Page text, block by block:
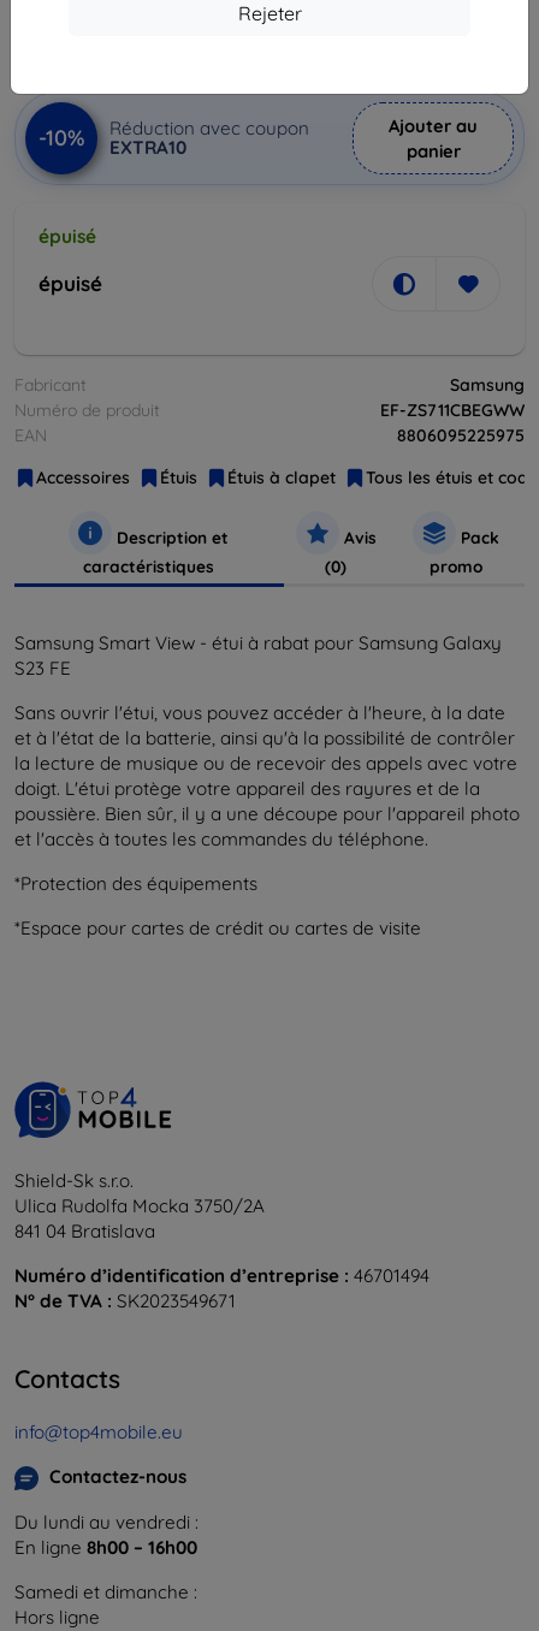
Rejeter
-10%
Réduction avec coupon
EXTRA10
Ajouter au
panier
épuisé
épuisé
Fabricant
Samsung
Numéro de produit
EF-ZS711CBEGWW
EAN
8806095225975
Accessoires
Étuis Étuis à clapet Tous les étuis et
Description et
caractéristiques
Avis
(0)
Pack
promo
Samsung Smart View - étui à rabat pour Samsung Galaxy
S23 FE
Sans ouvrir l'étui, vous pouvez accéder à l'heure, à la date
et à l'état de la batterie, ainsi qu'à la possibilité de contrôler
la lecture de musique ou de recevoir des appels avec votre
doigt. L'étui protège votre appareil des rayures et de la
poussière. Bien sûr, il y a une découpe pour l'appareil photo
et l'accès à toutes les commandes du téléphone.
*Protection des équipements
*Espace pour cartes de crédit ou cartes de visite
Shield-Sk s.r.o.
Ulica Rudolfa Mocka 3750/2A
841 04 Bratislava
Numéro d’identification d’entreprise : 46701494
N° de TVA : SK2023549671
Contacts
info@top4mobile.eu
Contactez-nous
Du lundi au vendredi :
En ligne 8h00 – 16h00
Samedi et dimanche :
Hors ligne